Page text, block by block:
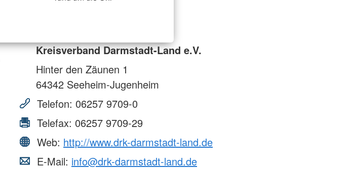
Kreisverband Darmstadt-Land e.V.
Hinter den Zäunen 1
64342 Seeheim-Jugenheim
Telefon: 06257 9709-0
Telefax: 06257 9709-29
Web: http://www.drk-darmstadt-land.de
E-Mail: info@drk-darmstadt-land.de